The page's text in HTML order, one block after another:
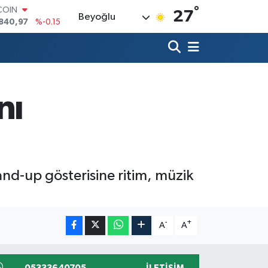
%-0.15
ALTIN
Beyoğlu 27°
up gösterisine ritim, müzik
A- A+